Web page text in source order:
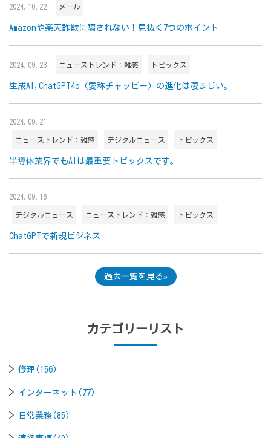
2024.10.22 メール
Amazonや楽天詐欺に騙されない！見抜く7つのポイント
2024.09.28 ニューストレンド：雑感 トピックス
生成AI,ChatGPT4o（愛称チャッピー）の進化は凄まじい。
2024.09.21
ニューストレンド：雑感 デジタルニュース トピックス
半導体業界でもAIは最重要トピックスです。
2024.09.16
デジタルニュース ニューストレンド：雑感 トピックス
ChatGPTで新規ビジネス
過去一覧を見る
カテゴリーリスト
修理(156)
インターネット(77)
日常業務(85)